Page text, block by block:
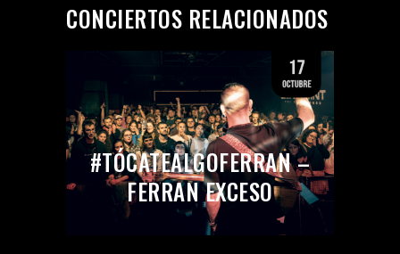
CONCIERTOS RELACIONADOS
#TÓCATEALGOFERRAN –
FERRAN EXCESO